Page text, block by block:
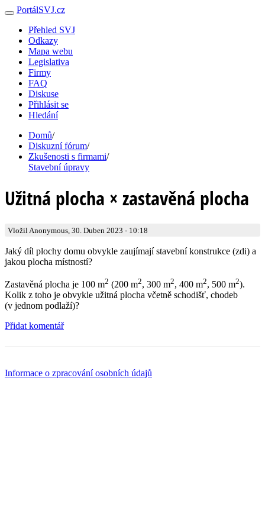
PortálSVJ.cz
Přehled SVJ
Odkazy
Mapa webu
Legislativa
Firmy
FAQ
Diskuse
Přihlásit se
Hledání
Domů/
Diskuzní fórum/
Zkušenosti s firmami/
Stavební úpravy
Užitná plocha × zastavěná plocha
Vložil Anonymous, 30. Duben 2023 - 10:18
Jaký díl plochy domu obvykle zaujímají stavební konstrukce (zdi) a
jakou plocha místností?
Zastavěná plocha je 100 m2 (200 m2, 300 m2, 400 m2, 500 m2).
Kolik z toho je obvykle užitná plocha včetně schodišť, chodeb
(v jednom podlaží)?
Přidat komentář
Informace o zpracování osobních údajů